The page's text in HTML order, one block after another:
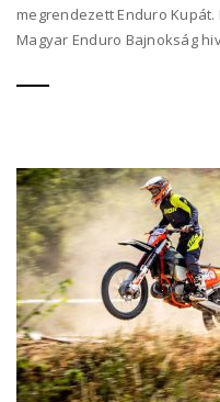
megrendezett Enduro
Magyar Enduro Bajnokság